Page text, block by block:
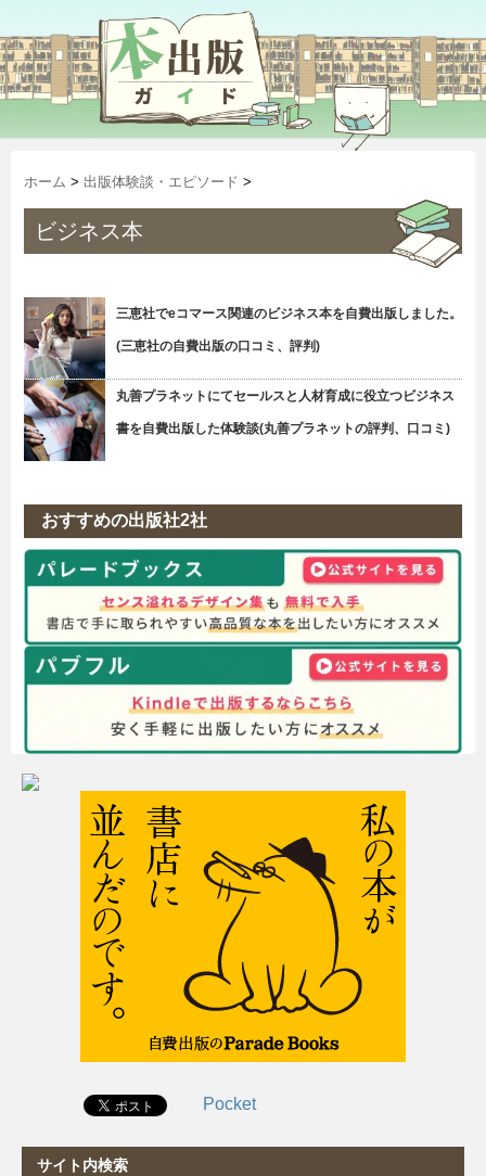
ホーム > 出版体験談・エピソード >
ビジネス本
三恵社でeコマース関連のビジネス本を自費出版しました。
(三恵社の自費出版の口コミ、評判)
丸善プラネットにてセールスと人材育成に役立つビジネス
書を自費出版した体験談(丸善プラネットの評判、口コミ)
おすすめの出版社2社
Pocket
サイト内検索